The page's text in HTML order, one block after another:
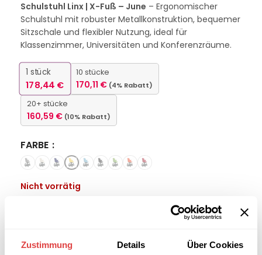
Zustimmung Details Über Cookies
Schulstuhl Linx | X-Fuß – June – Ergonomischer
Schulstuhl mit robuster Metallkonstruktion, bequemer
Sitzschale und flexibler Nutzung, ideal für
Klassenzimmer, Universitäten und Konferenzräume.
1 stück
178,44 €
10 stücke
170,11 € (4% Rabatt)
20+ stücke
160,59 € (10% Rabatt)
FARBE
Nicht vorrätig
Stückzahlen?
B2B-Angebot